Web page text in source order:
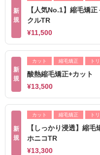
新
規
【人気No.1】縮毛矯
クルTR
¥11,500
新
規
カット 縮毛矯正 ト
酸熱縮毛矯正+カット
¥13,500
新
規
カット 縮毛矯正 ト
【しっかり浸透】縮
ホニコTR
¥13,300